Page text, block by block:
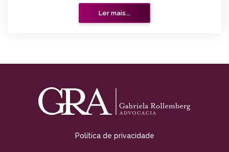
Ler mais...
Política de privacidade